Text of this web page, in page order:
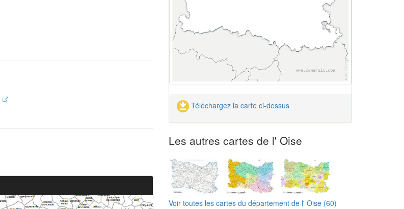
Téléchargez la carte ci-dessus
Les autres cartes de l' Oise
Voir toutes les cartes du département de l' Oise (60)